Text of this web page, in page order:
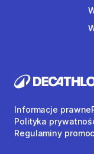
Informacje prawne
Polityka
Regulaminy